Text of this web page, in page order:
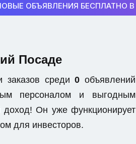
ОБЪЯВЛЕНИЯ БЕСПЛАТНО В
Посаде
заказов среди0 объявлений
персоналом и выгодным
Он уже функционирует
для инвесторов.